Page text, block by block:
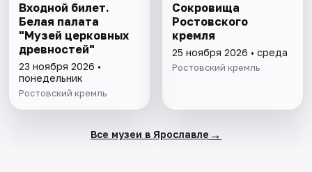
Входной билет.
Белая палата
"Музей церковных
древностей"
23 ноября 2026 •
понедельник
Ростовский кремль
Сокровища
Ростовского
кремля
25 ноября 2026 • среда
Ростовский кремль
Все музеи в Ярославле →